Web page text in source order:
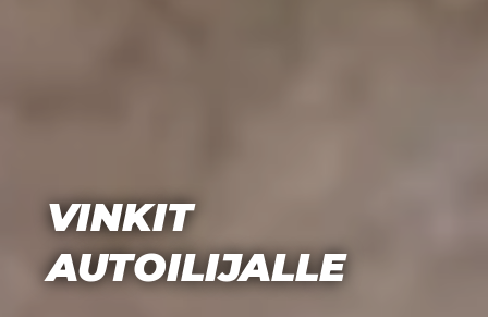
VINKIT
AUTOILIJALLE